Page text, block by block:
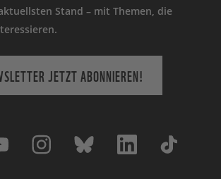
Stand – mit Themen, die
JETZT ABONNIEREN!